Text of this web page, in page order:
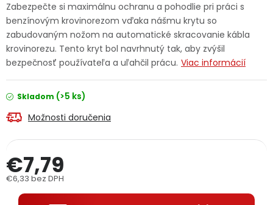
Doprava a platba Váš zákaznícky účet
Kontakty
Reklamačný formulár
Obchodné podmienky
Podmienky ochrany osobných údajov
Zabezpečte si maximálnu ochranu a pohodlie pri práci s
benzínovým krovinorezom vďaka nášmu krytu so
zabudovaným nožom na automatické skracovanie kábla
krovinorezu. Tento kryt bol navrhnutý tak, aby zvýšil
bezpečnosť používateľa a uľahčil prácu. Viac informácií
Skladom (>5 ks)
Možnosti doručenia
€7,79
€6,33 bez DPH